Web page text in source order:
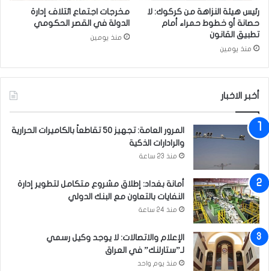
ل
ا
ل
ش
ب
ر
ت
ه
ح
ف
ة
ا
ج
ا
ز
ا
ت
رئيس هيئة النزاهة من كركوك: لا
حصانة أو خطوط حمراء أمام
تطبيق القانون
منذ يومين
مخرجات اجتماع ائتلاف إدارة
الدولة في القصر الحكومي
منذ يومين
أخبر الاخبار
المرور العامة: تجهيز 50 تقاطعاً بالكاميرات الحرارية
والرادارات الذكية
منذ 23 ساعة
أمانة بغداد: إطلاق مشروع متكامل لتطوير إدارة
النفايات بالتعاون مع البنك الدولي
منذ 24 ساعة
الإعلام والاتصالات: لا يوجد وكيل رسمي
لـ”ستارلنك” في العراق
منذ يوم واحد